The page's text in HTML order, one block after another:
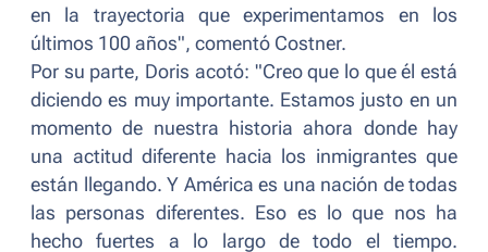
en la trayectoria que experimentamos en los
últimos 100 años", comentó Costner.
Por su parte, Doris acotó: "Creo que lo que él está
diciendo es muy importante. Estamos justo en un
momento de nuestra historia ahora donde hay
una actitud diferente hacia los inmigrantes que
están llegando. Y América es una nación de todas
las personas diferentes. Eso es lo que nos ha
hecho fuertes a lo largo de todo el tiempo.